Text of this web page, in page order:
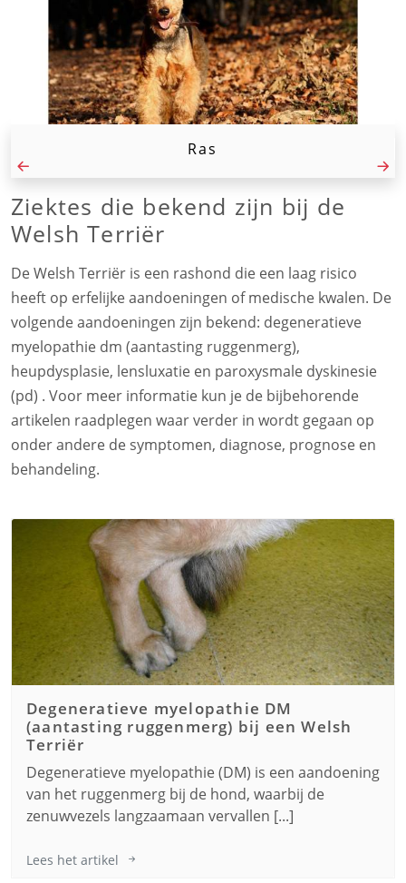
Ras
Ziektes die bekend zijn bij de
Welsh Terriër
De Welsh Terriër is een rashond die een laag risico
heeft op erfelijke aandoeningen of medische kwalen. De
volgende aandoeningen zijn bekend: degeneratieve
myelopathie dm (aantasting ruggenmerg),
heupdysplasie, lensluxatie en paroxysmale dyskinesie
(pd) . Voor meer informatie kun je de bijbehorende
artikelen raadplegen waar verder in wordt gegaan op
onder andere de symptomen, diagnose, prognose en
behandeling.
Degeneratieve myelopathie DM
(aantasting ruggenmerg) bij eenWelsh
Terriër
Degeneratieve myelopathie (DM) is een aandoening
van het ruggenmerg bij de hond, waarbij de
zenuwvezels langzaamaan vervallen [...]
Lees het artikel